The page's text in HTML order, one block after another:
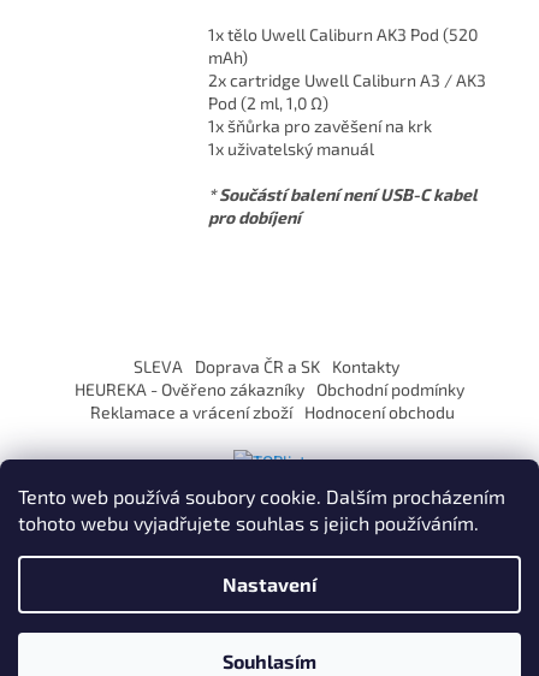
Tento web používá soubory cookie. Dalším procházením
tohoto webu vyjadřujete souhlas s jejich používáním.
Nastavení
Souhlasím
1x tělo Uwell Caliburn AK3 Pod (520
mAh)
2x cartridge Uwell Caliburn A3 / AK3
Pod (2 ml, 1,0 Ω)
1x šňůrka pro zavěšení na krk
1x uživatelský manuál
* Součástí balení není USB-C kabel
pro dobíjení
í
SLEVA Doprava ČR a SK
Kontakty
HEUREKA - Ověřeno zákazníky
Obchodní podmínky
Reklamace a vrácení zboží
Hodnocení obchodu